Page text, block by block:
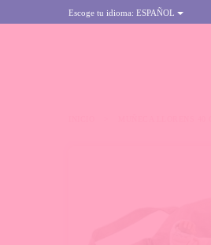
Escoge tu idioma: ESPAÑOL